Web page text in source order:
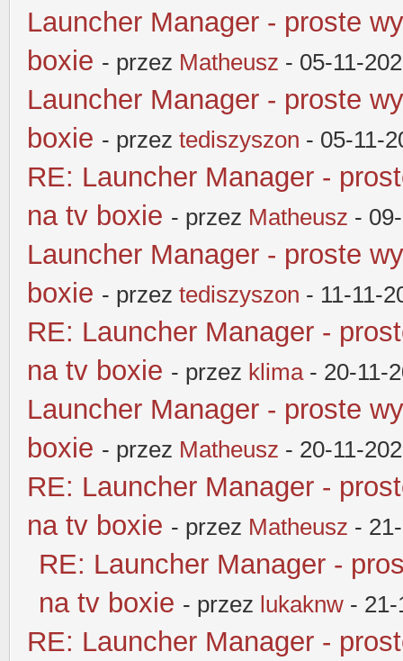
Launcher Manager - proste
boxie - przez Matheusz - 05-11-
Launcher Manager - proste
boxie - przez tediszyszon - 05-11-
RE: Launcher Manager -
na tv boxie - przez Matheusz -
Launcher Manager - proste
boxie - przez tediszyszon - 11-11-
RE: Launcher Manager -
na tv boxie - przez klima- 20-11-
Launcher Manager - proste
boxie - przez Matheusz - 20-11-
RE: Launcher Manager -
na tv boxie - przez Matheusz -
RE: Launcher Manager -
na tv boxie - przez lukaknw -
RE: Launcher Manager -